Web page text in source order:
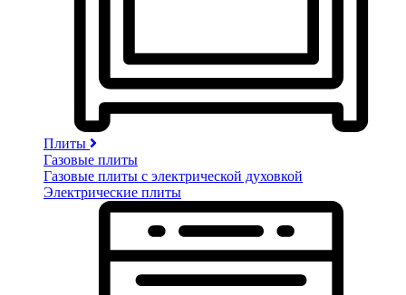
Плиты
Газовые плиты
Газовые плиты с электрической духовкой
Электрические плиты